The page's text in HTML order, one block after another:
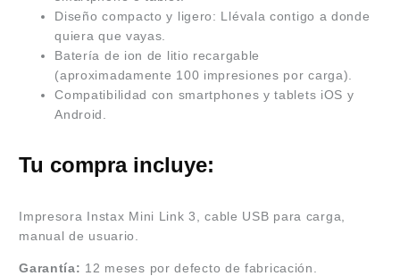
Diseño compacto y ligero: Llévala contigo a donde
quiera que vayas.
Batería de ion de litio recargable
(aproximadamente 100 impresiones por carga).
Compatibilidad con smartphones y tablets iOS y
Android.
Tu compra incluye:
Impresora Instax Mini Link 3, cable USB para carga,
manual de usuario.
Garantía: 12 meses por defecto de fabricación.